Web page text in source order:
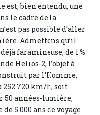
est, bien entendu, une
le cadre de la
pas possible d’aller
Admettons qu’il
faramineuse, de 1 %
Helios-2, l’objet à
par l’Homme,
252 720 km/h, soit
50 années-lumière,
5 000 ans de voyage